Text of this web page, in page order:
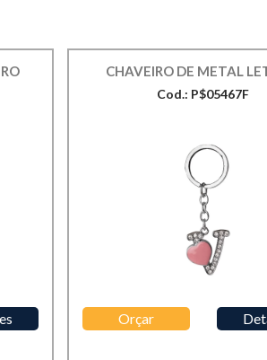
CHAVEIRO DE METAL
Cod.: P$05467F
Orçar